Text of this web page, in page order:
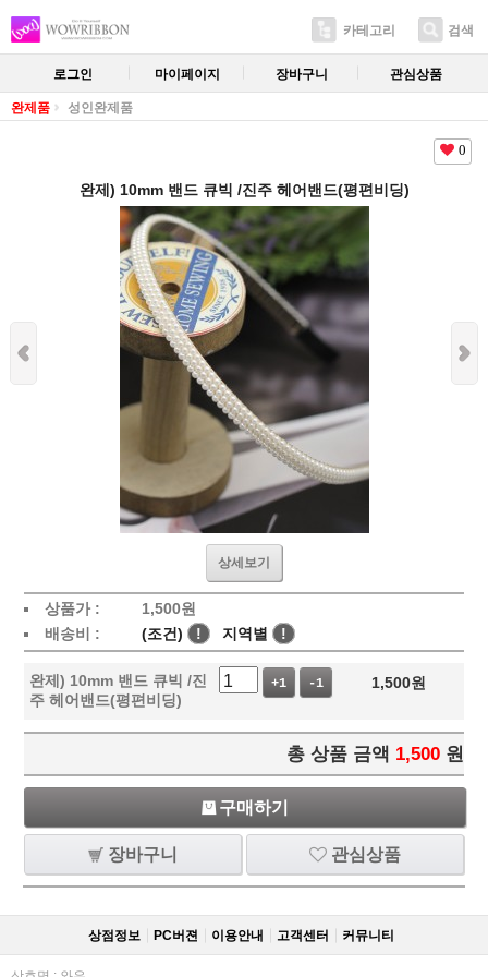
카테고리 검색
로그인 마이페이지 장바구니 관심상품
완제품 성인완제품
0
완제) 10mm 밴드 큐빅 /진주 헤어밴드(평편비딩)
상세보기
상품가 : 1,500원
배송비 :
(조건) ! 지역별 !
완제) 10mm 밴드 큐빅 /진
주 헤어밴드(평편비딩)
+1 -1 1,500원
총 상품 금액 1,500 원
구매하기
장바구니 관심상품
상점정보 PC버젼 이용안내 고객센터 커뮤니티